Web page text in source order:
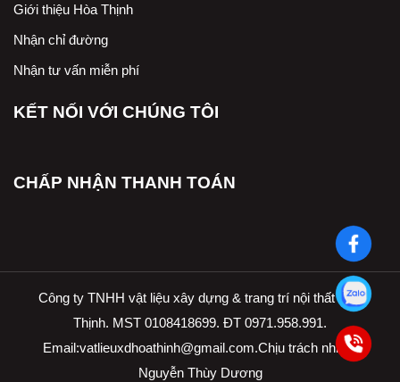
Giới thiệu Hòa Thịnh
Nhận chỉ đường
Nhận tư vấn miễn phí
KẾT NỐI VỚI CHÚNG TÔI
CHẤP NHẬN THANH TOÁN
Công ty TNHH vật liệu xây dựng & trang trí nội thất Hòa
Thịnh. MST 0108418699. ĐT 0971.958.991.
Email:vatlieuxdhoathinh@gmail.com.Chịu trách nhiệm
Nguyễn Thùy Dương